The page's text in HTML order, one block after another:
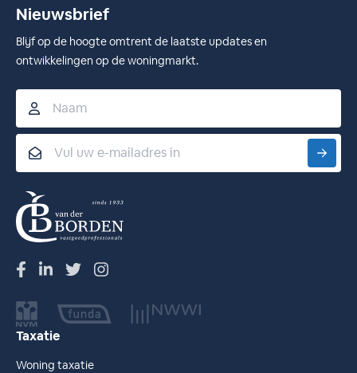
Nieuwsbrief
Blijf op de hoogte omtrent de laatste updates en
ontwikkelingen op de woningmarkt.
Naam
Email
Taxatie
Woning taxatie